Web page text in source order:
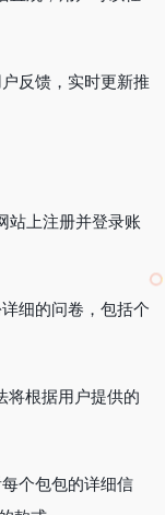
反馈，实时更新推
站上注册并登录账
细的问卷，包括个
根据用户提供的
个包包的详细信